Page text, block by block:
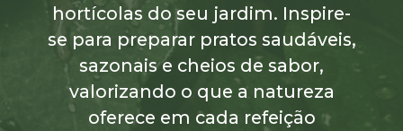
hortícolas do seu jardim. Inspire-
se para preparar pratos saudáveis,
sazonais e cheios de sabor,
valorizando o que a natureza
oferece em cada refeição